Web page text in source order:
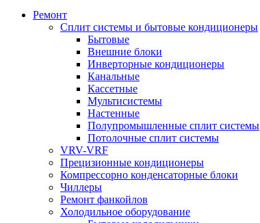
Ремонт
Сплит системы и бытовые кондиционеры
Бытовые
Внешние блоки
Инверторные кондиционеры
Канальные
Кассетные
Мультисистемы
Настенные
Полупромышленные сплит системы
Потолочные сплит системы
VRV-VRF
Прецизионные кондиционеры
Компрессорно конденсаторные блоки
Чиллеры
Ремонт фанкойлов
Холодильное оборудование